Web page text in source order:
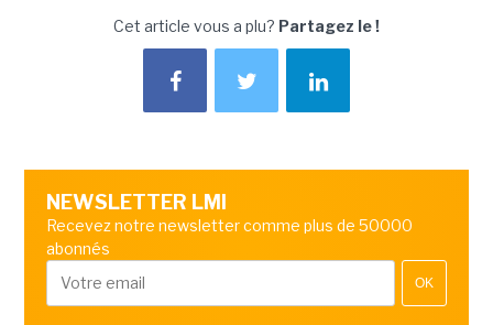
Cet article vous a plu? Partagez le !
NEWSLETTER LMI
Recevez notre newsletter comme plus de 50000
abonnés
OK